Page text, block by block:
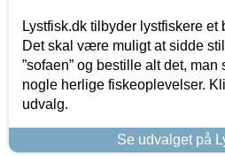
Lystfisk.dk tilbyder lystfiskere et
Det skal være muligt at sidde
”sofaen” og bestille alt det, man
nogle herlige fiskeoplevelser.
udvalg.
Se udvalget på